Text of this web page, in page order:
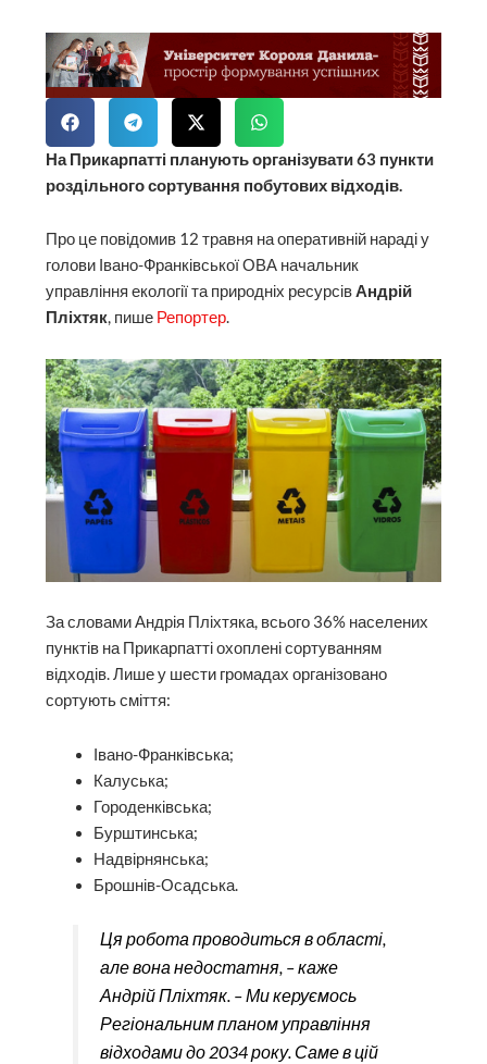
На Прикарпатті планують організувати 63 пункти
роздільного сортування побутових відходів.
Про це повідомив 12 травня на оперативній нараді у
голови Івано-Франківської ОВА начальник
управління екології та природніх ресурсівАндрій
Пліхтяк, пише Репортер.
За словами Андрія Пліхтяка, всього 36% населених
пунктів на Прикарпатті охоплені сортуванням
відходів. Лише у шести громадах організовано
сортують сміття:
Івано-Франківська;
Калуська;
Городенківська;
Бурштинська;
Надвірнянська;
Брошнів-Осадська.
Ця робота проводиться в області,
але вона недостатня, – каже
Андрій Пліхтяк. – Ми керуємось
Регіональним планом управління
відходами до 2034 року. Саме в цій